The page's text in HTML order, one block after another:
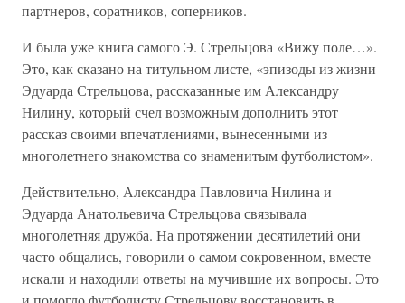
партнеров, соратников, соперников.
И была уже книга самого Э. Стрельцова «Вижу поле…».
Это, как сказано на титульном листе, «эпизоды из жизни
Эдуарда Стрельцова, рассказанные им Александру
Нилину, который счел возможным дополнить этот
рассказ своими впечатлениями, вынесенными из
многолетнего знакомства со знаменитым футболистом».
Действительно, Александра Павловича Нилина и
Эдуарда Анатольевича Стрельцова связывала
многолетняя дружба. На протяжении десятилетий они
часто общались, говорили о самом сокровенном, вместе
искали и находили ответы на мучившие их вопросы. Это